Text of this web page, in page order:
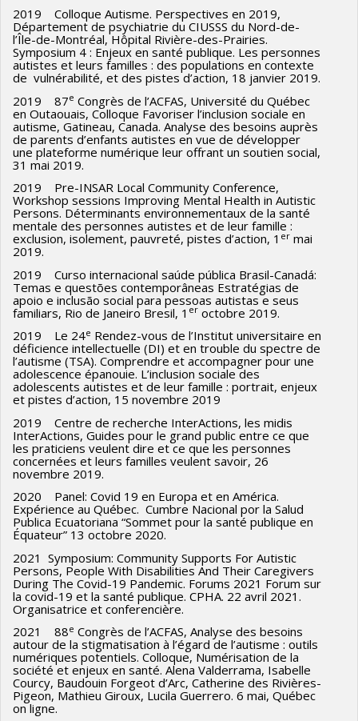
2019 Colloque Autisme. Perspectives en 2019,
Département de psychiatrie du CIUSSS du Nord-de-
l’Île-de-Montréal, Hôpital Rivière-des-Prairies.
Symposium 4 : Enjeux en santé publique. Les personnes
autistes et leurs familles : des populations en contexte
de vulnérabilité, et des pistes d’action, 18 janvier 2019.
2019 87e Congrès de l’ACFAS, Université du Québec
en Outaouais, Colloque Favoriser l’inclusion sociale en
autisme, Gatineau, Canada. Analyse des besoins auprès
de parents d’enfants autistes en vue de développer
une plateforme numérique leur offrant un soutien social,
31 mai 2019.
2019 Pre-INSAR Local Community Conference,
Workshop sessions Improving Mental Health in Autistic
Persons. Déterminants environnementaux de la santé
mentale des personnes autistes et de leur famille :
exclusion, isolement, pauvreté, pistes d’action, 1 er mai
2019.
2019 Curso internacional saúde pública Brasil-Canadá:
Temas e questões contemporâneas Estratégias de
apoio e inclusão social para pessoas autistas e seus
familiars, Rio de Janeiro Bresil, 1 er octobre 2019.
2019 Le 24e Rendez-vous de l’Institut universitaire en
déficience intellectuelle (DI) et en trouble du spectre de
l’autisme (TSA). Comprendre et accompagner pour une
adolescence épanouie. L’inclusion sociale des
adolescents autistes et de leur famille : portrait, enjeux
et pistes d’action, 15 novembre 2019
2019 Centre de recherche InterActions, les midis
InterActions, Guides pour le grand public entre ce que
les praticiens veulent dire et ce que les personnes
concernées et leurs familles veulent savoir, 26
novembre 2019.
2020 Panel: Covid 19 en Europa et en América.
Expérience au Québec. Cumbre Nacional por la Salud
Publica Ecuatoriana “Sommet pour la santé publique en
Équateur” 13 octobre 2020.
2021 Symposium: Community Supports For Autistic
Persons, People With Disabilities And Their Caregivers
During The Covid-19 Pandemic. Forums 2021 Forum sur
la covid-19 et la santé publique. CPHA. 22 avril 2021.
Organisatrice et conferencière.
2021 88e Congrès de l’ACFAS, Analyse des besoins
autour de la stigmatisation à l’égard de l’autisme : outils
numériques potentiels. Colloque, Numérisation de la
société et enjeux en santé. Alena Valderrama, Isabelle
Courcy, Baudouin Forgeot d’Arc, Catherine des Rivières-
Pigeon, Mathieu Giroux, Lucila Guerrero. 6 mai, Québec
on ligne.